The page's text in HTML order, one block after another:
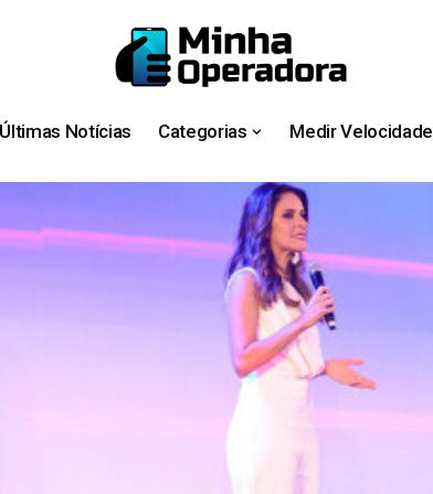
Últimas Notícias Categorias Medir Velocidade